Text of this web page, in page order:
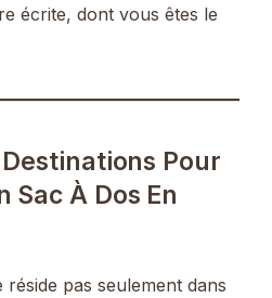
écrite, dont vous êtes le
Pour
Sac À Dos En
réside pas seulement dans